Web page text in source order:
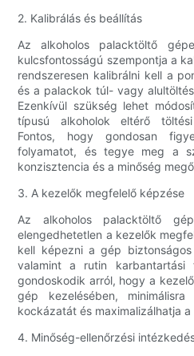
2. Kalibrálás és beállítás
Az alkoholos palacktöltő
kulcsfontosságú szempontja a
rendszeresen kalibrálni kell a
és a palackok túl- vagy
Ezenkívül szükség lehet
típusú alkoholok eltérő
Fontos, hogy gondosan
folyamatot, és tegye meg a
konzisztencia és a minőség
3. A kezelők megfelelő képzése
Az alkoholos palacktöltő
elengedhetetlen a kezelők
kell képezni a gép
valamint a rutin karbantartási
gondoskodik arról, hogy a
gép kezelésében,
kockázatát és maximalizálhatja
4. Minőség-ellenőrzési